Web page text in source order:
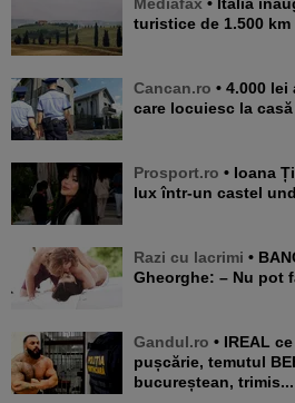
turistice de 1.500 km
Cancan.ro • 4.000 lei amendă tuturor românilor
care locuiesc la
Prosport.ro • Ioana Țiriac, vacanță de mega –
lux într-un castel
Razi cu lacrimi • BANCUL ZILEI. Badea
Gheorghe: – Nu pot
Gandul.ro • IREAL ce a ajuns să facă, la
pușcărie, temutul
bucureștean, trimis...